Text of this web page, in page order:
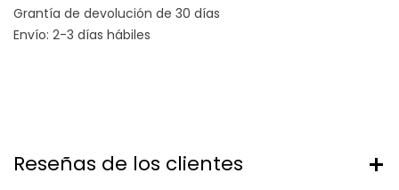
Grantía de devolución de 30 días
Envío: 2-3 días hábiles
Reseñas de los clientes